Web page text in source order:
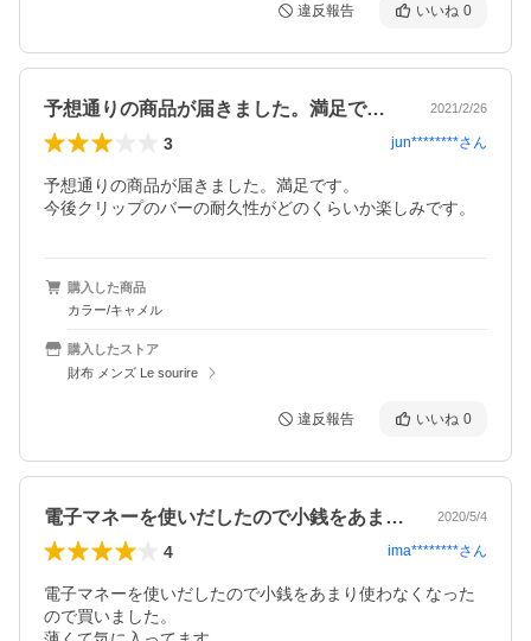
違反報告 いいね 0
予想通りの商品が届きました。満足です。… 2021/2/26
3 jun********さん
予想通りの商品が届きました。満足です。
今後クリップのバーの耐久性がどのくらいか楽しみです。
購入した商品
カラー/キャメル
購入したストア
財布 メンズ Le sourire
違反報告 いいね 0
電子マネーを使いだしたので小銭をあまり… 2020/5/4
4 ima********さん
電子マネーを使いだしたので小銭をあまり使わなくなった
ので買いました。